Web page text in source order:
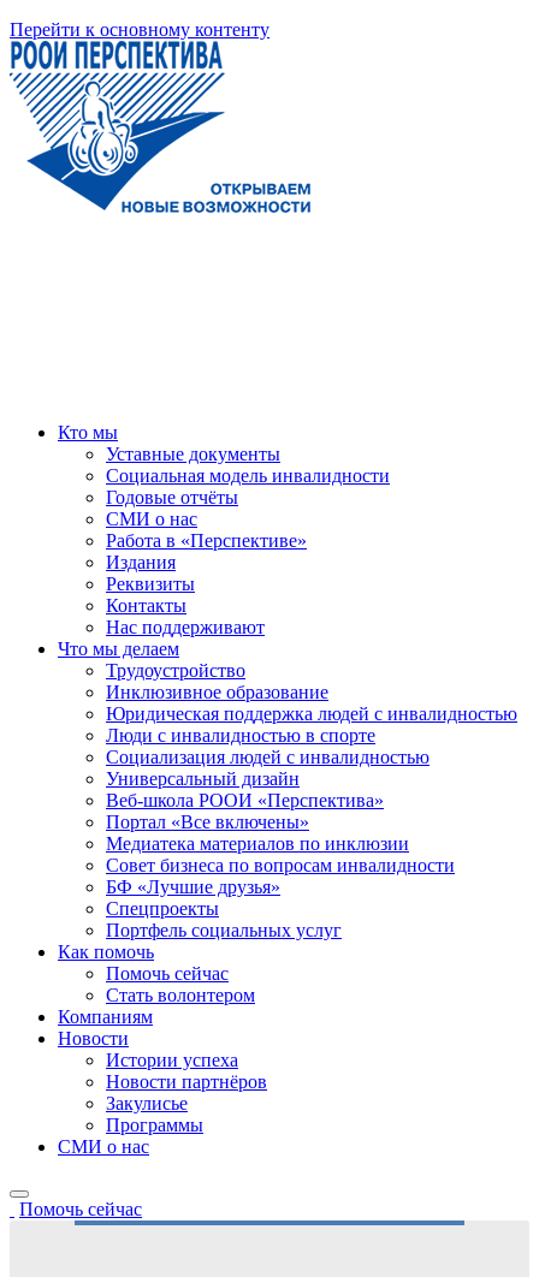
Перейти к основному контенту
Кто мы
Уставные документы
Социальная модель инвалидности
Годовые отчёты
СМИ о нас
Работа в «Перспективе»
Издания
Реквизиты
Контакты
Нас поддерживают
Что мы делаем
Трудоустройство
Инклюзивное образование
Юридическая поддержка людей с инвалидностью
Люди с инвалидностью в спорте
Социализация людей с инвалидностью
Универсальный дизайн
Веб-школа РООИ «Перспектива»
Портал «Все включены»
Медиатека материалов по инклюзии
Совет бизнеса по вопросам инвалидности
БФ «Лучшие друзья»
Спецпроекты
Портфель социальных услуг
Как помочь
Помочь сейчас
Стать волонтером
Компаниям
Новости
Истории успеха
Новости партнёров
Закулисье
Программы
СМИ о нас
Помочь сейчас